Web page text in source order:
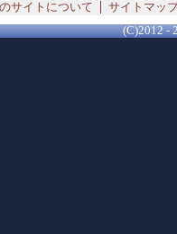
サイトについて
サイトマッ
(C)2012 -